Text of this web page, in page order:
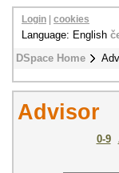
DSpace Home
Login cookies
Language: English
Advisor
0-9